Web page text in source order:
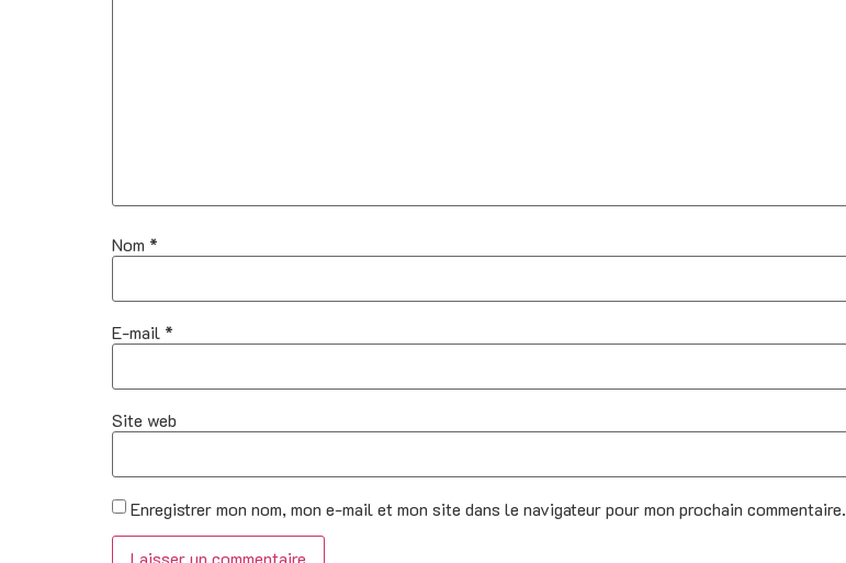
Nom *
E-mail *
Site web
Enregistrer mon nom, mon e-mail et mon site dans le navigateur pour mon prochain commentaire.